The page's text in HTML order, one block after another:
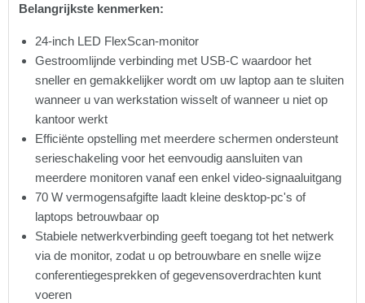
Belangrijkste kenmerken:
24-inch LED FlexScan-monitor
Gestroomlijnde verbinding met USB-C waardoor het
sneller en gemakkelijker wordt om uw laptop aan te sluiten
wanneer u van werkstation wisselt of wanneer u niet op
kantoor werkt
Efficiënte opstelling met meerdere schermen ondersteunt
serieschakeling voor het eenvoudig aansluiten van
meerdere monitoren vanaf een enkel video-signaaluitgang
70 W vermogensafgifte laadt kleine desktop-pc's of
laptops betrouwbaar op
Stabiele netwerkverbinding geeft toegang tot het netwerk
via de monitor, zodat u op betrouwbare en snelle wijze
conferentiegesprekken of gegevensoverdrachten kunt
voeren